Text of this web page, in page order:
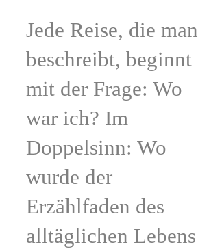
Jede Reise, die man
beschreibt, beginnt
mit der Frage: Wo
war ich? Im
Doppelsinn: Wo
wurde der
Erzählfaden des
alltäglichen Lebens